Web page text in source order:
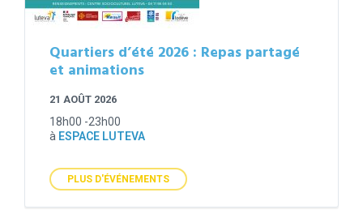
Quartiers d’été 2026 : Repas partagé
et animations
21 AOÛT 2026
18h00 -23h00
à ESPACE LUTEVA
PLUS D'ÉVÉNEMENTS